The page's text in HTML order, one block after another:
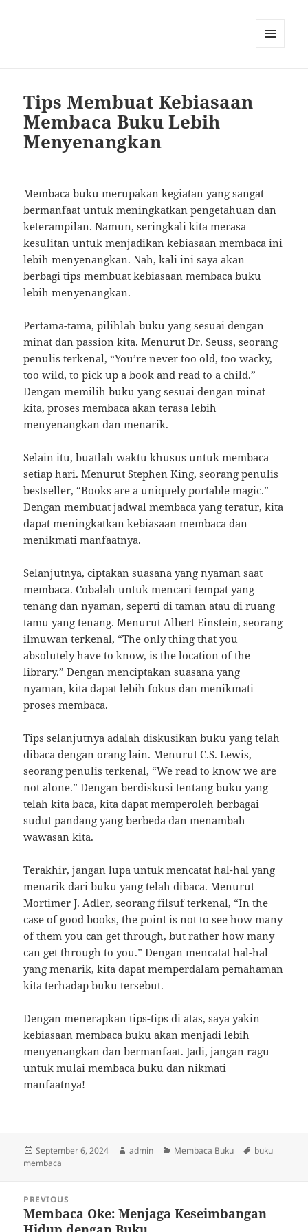
Tips Membuat Kebiasaan
Membaca Buku Lebih
Menyenangkan
Membaca buku merupakan kegiatan yang sangat
bermanfaat untuk meningkatkan pengetahuan dan
keterampilan. Namun, seringkali kita merasa
kesulitan untuk menjadikan kebiasaan membaca ini
lebih menyenangkan. Nah, kali ini saya akan
berbagi tips membuat kebiasaan membaca buku
lebih menyenangkan.
Pertama-tama, pilihlah buku yang sesuai dengan
minat dan passion kita. Menurut Dr. Seuss, seorang
penulis terkenal, “You’re never too old, too wacky,
too wild, to pick up a book and read to a child.”
Dengan memilih buku yang sesuai dengan minat
kita, proses membaca akan terasa lebih
menyenangkan dan menarik.
Selain itu, buatlah waktu khusus untuk membaca
setiap hari. Menurut Stephen King, seorang penulis
bestseller, “Books are a uniquely portable magic.”
Dengan membuat jadwal membaca yang teratur, kita
dapat meningkatkan kebiasaan membaca dan
menikmati manfaatnya.
Selanjutnya, ciptakan suasana yang nyaman saat
membaca. Cobalah untuk mencari tempat yang
tenang dan nyaman, seperti di taman atau di ruang
tamu yang tenang. Menurut Albert Einstein, seorang
ilmuwan terkenal, “The only thing that you
absolutely have to know, is the location of the
library.” Dengan menciptakan suasana yang
nyaman, kita dapat lebih fokus dan menikmati
proses membaca.
Tips selanjutnya adalah diskusikan buku yang telah
dibaca dengan orang lain. Menurut C.S. Lewis,
seorang penulis terkenal, “We read to know we are
not alone.” Dengan berdiskusi tentang buku yang
telah kita baca, kita dapat memperoleh berbagai
sudut pandang yang berbeda dan menambah
wawasan kita.
Terakhir, jangan lupa untuk mencatat hal-hal yang
menarik dari buku yang telah dibaca. Menurut
Mortimer J. Adler, seorang filsuf terkenal, “In the
case of good books, the point is not to see how many
of them you can get through, but rather how many
can get through to you.” Dengan mencatat hal-hal
yang menarik, kita dapat memperdalam pemahaman
kita terhadap buku tersebut.
Dengan menerapkan tips-tips di atas, saya yakin
kebiasaan membaca buku akan menjadi lebih
menyenangkan dan bermanfaat. Jadi, jangan ragu
untuk mulai membaca buku dan nikmati
manfaatnya!
Posted
on
September 6, 2024 Author
admin Categories
Membaca Buku Tags
buku
membaca
navigation
PREVIOUS
Previous
Membaca Oke: Menjaga Keseimbangan